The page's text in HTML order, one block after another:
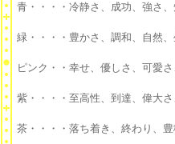
青・・・・冷静さ、成功、強さ
緑・・・・豊かさ、調和、自然
ピンク・・幸せ、優しさ、可愛
紫・・・・至高性、到達、偉大
茶・・・・落ち着き、終わり、